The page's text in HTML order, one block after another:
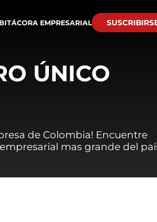
BITÁCORA EMPRESARIAL
ÚNICO
de Colombia! Encuentre
mas grande del